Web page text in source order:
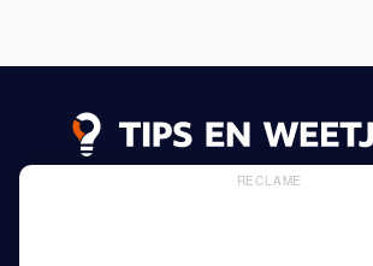
RECLAME